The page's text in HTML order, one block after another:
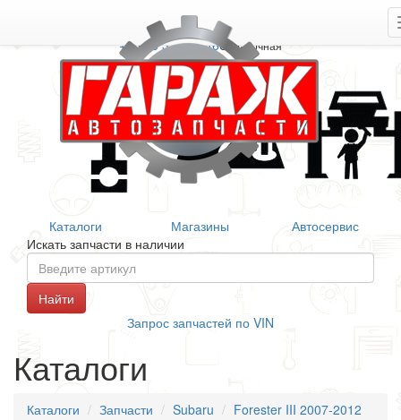
+7 906 377 46 46Справочная
Каталоги Магазины
Автосервис
Искать запчасти в наличии
Запрос запчастей по VIN
Каталоги
Каталоги Запчасти Subaru Forester III 2007-2012